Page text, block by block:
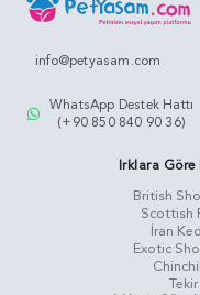
info@petyasam.com
WhatsApp Destek Hattı
(+90 850 840 90 36)
Irklara Göre
British
Scottish
İran
Exotic